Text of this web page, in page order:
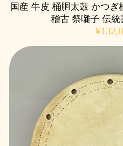
国産 牛皮 桶胴太鼓 かつ
稽古 祭囃子 伝